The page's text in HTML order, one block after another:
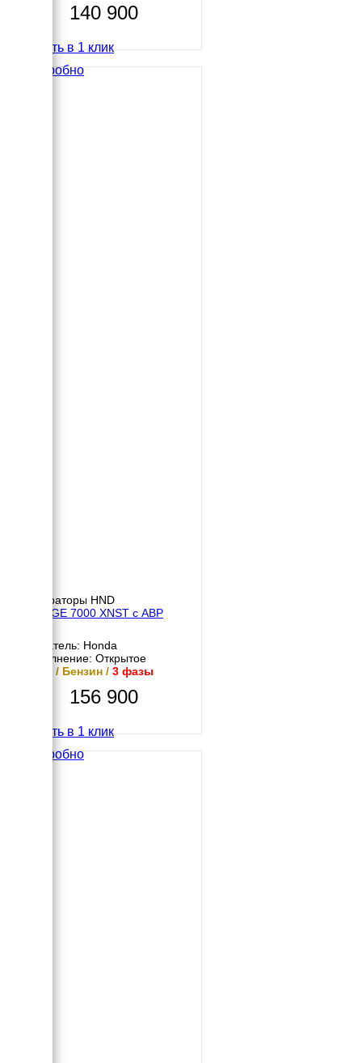
140 900
Купить в 1 клик
Подробно
Генераторы HND
HND GE 7000 XNST с АВР
Двигатель: Honda
Исполнение: Открытое
6 кВт / Бензин / 3 фазы
156 900
Купить в 1 клик
Подробно